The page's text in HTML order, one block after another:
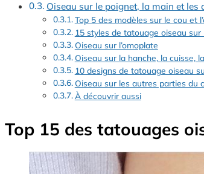
Oiseau sur le poignet, la main et les
Top 5 des modèles sur le cou et
15 styles de tatouage oiseau sur
Oiseau sur l’omoplate
Oiseau sur la hanche, la cuisse,
10 designs de tatouage oiseau
Oiseau sur les autres parties du
À découvrir aussi
Top 15 des tatouages